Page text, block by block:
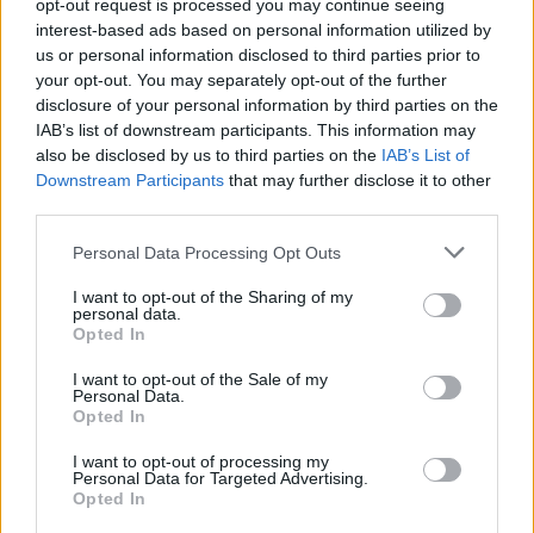
opt-out request is processed you may continue seeing
interest-based ads based on personal information utilized by
us or personal information disclosed to third parties prior to
your opt-out. You may separately opt-out of the further
disclosure of your personal information by third parties on the
IAB’s list of downstream participants. This information may
also be disclosed by us to third parties on the IAB’s List of
Downstream Participants that may further disclose it to other
Personal Data Processing Opt Outs
I want to opt-out of the Sharing of my
personal data.
Opted In
I want to opt-out of the Sale of my
Personal Data.
Opted In
I want to opt-out of processing my
Personal Data for Targeted Advertising.
Opted In
Ανέστης Ευαγγελόπουλος: Η γνωστή
παρουσιάστρια που αρνήθηκε να πάει στο podcast
του και η αποστομωτική απάντησή του
Ανδρομάχη: Η φωτογραφία με τον ορό στο χέρι και
το μήνυμα όλο νόημα – «Έρχεται τετραήμερο
φωτιά»